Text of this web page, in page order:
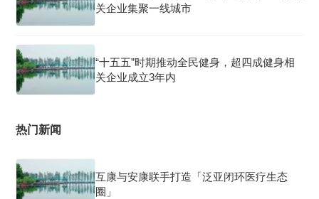
关企业集聚一线城市
“十五五”时期推动全民健身，超四成健身相
关企业成立3年内
热门新闻
互康与安康联手打造「泛亚闭环医疗生态
圈」